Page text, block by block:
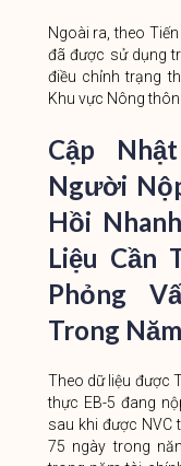
Ngoài ra, theo
đã được sử dụng
điều chỉnh trạng
Khu vực Nông thôn
Cập
Người
Hồi
Liệu Cần
Phỏng
Trong
Theo dữ liệu được
thực EB-5 đang
sau khi được NVC
75 ngày trong